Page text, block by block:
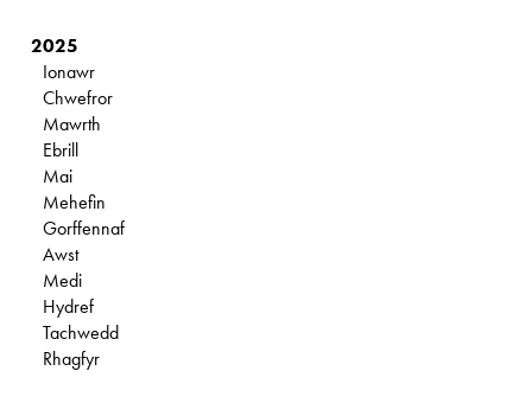
2025
Ionawr
Chwefror
Mawrth
Ebrill
Mai
Mehefin
Gorffennaf
Awst
Medi
Hydref
Tachwedd
Rhagfyr